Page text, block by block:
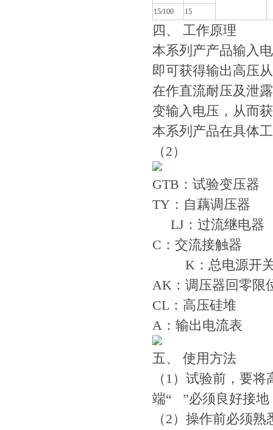
15/100
15
四、 工作原理
本系列产产品输入
即可获得输出高压
在作直流耐压及泄
变输入电压，从而
本系列产品在具体
（2）
GTB：试验变
TY：自藕调
LJ：过流继电
C：交流接触
K：总电源开
AK：调压器回零
CL：高压硅
A：输出电流
五、 使用方法
（1）试验前，要
端“ ”必须良好接地
（2）操作前必须